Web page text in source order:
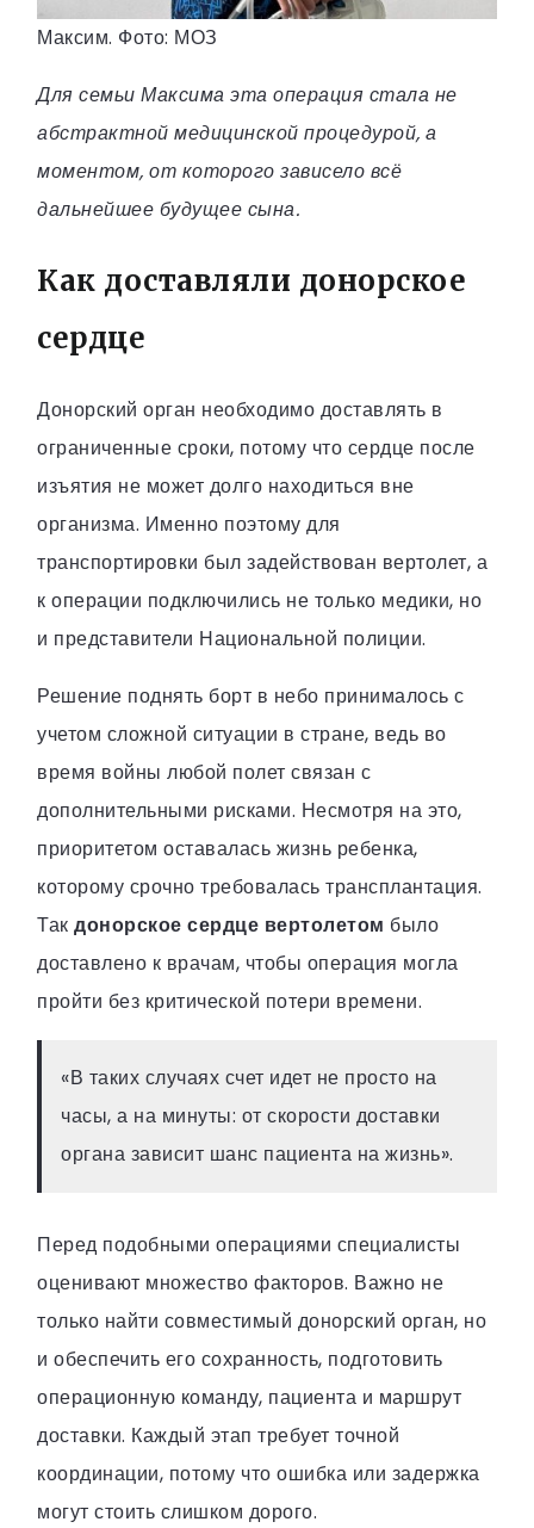
Максим. Фото: МОЗ
Для семьи Максима эта операция стала не
абстрактной медицинской процедурой, а
моментом, от которого зависело всё
дальнейшее будущее сына.
Как доставляли донорское
сердце
Донорский орган необходимо доставлять в
ограниченные сроки, потому что сердце после
изъятия не может долго находиться вне
организма. Именно поэтому для
транспортировки был задействован вертолет, а
к операции подключились не только медики, но
и представители Национальной полиции.
Решение поднять борт в небо принималось с
учетом сложной ситуации в стране, ведь во
время войны любой полет связан с
дополнительными рисками. Несмотря на это,
приоритетом оставалась жизнь ребенка,
которому срочно требовалась трансплантация.
Так донорское сердце вертолетом было
доставлено к врачам, чтобы операция могла
пройти без критической потери времени.
«В таких случаях счет идет не просто на
часы, а на минуты: от скорости доставки
органа зависит шанс пациента на жизнь».
Перед подобными операциями специалисты
оценивают множество факторов. Важно не
только найти совместимый донорский орган, но
и обеспечить его сохранность, подготовить
операционную команду, пациента и маршрут
доставки. Каждый этап требует точной
координации, потому что ошибка или задержка
могут стоить слишком дорого.